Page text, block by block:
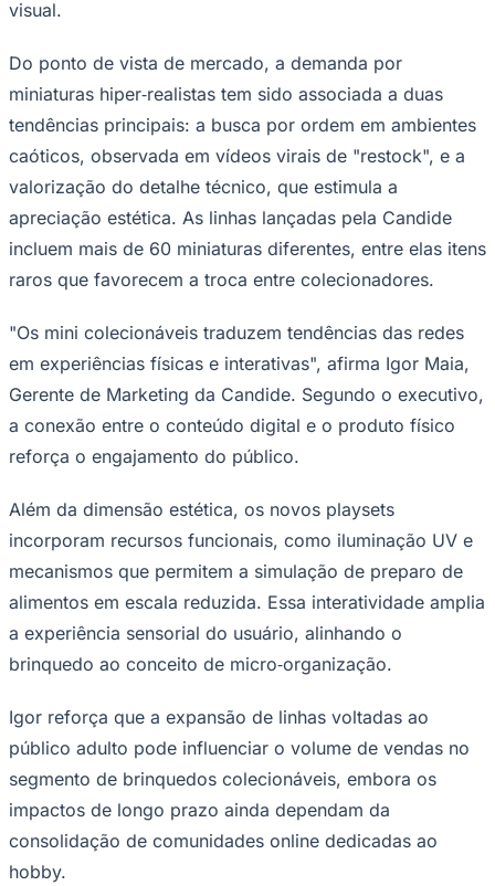
Palmeiras
visual.
Do ponto de vista de mercado, a demanda por
miniaturas hiper‑realistas tem sido associada a duas
tendências principais: a busca por ordem em ambientes
caóticos, observada em vídeos virais de "restock", e a
valorização do detalhe técnico, que estimula a
apreciação estética. As linhas lançadas pela Candide
incluem mais de 60 miniaturas diferentes, entre elas itens
raros que favorecem a troca entre colecionadores.
"Os mini colecionáveis traduzem tendências das redes
em experiências físicas e interativas", afirma Igor Maia,
Gerente de Marketing da Candide. Segundo o executivo,
a conexão entre o conteúdo digital e o produto físico
reforça o engajamento do público.
Além da dimensão estética, os novos playsets
incorporam recursos funcionais, como iluminação UV e
mecanismos que permitem a simulação de preparo de
alimentos em escala reduzida. Essa interatividade amplia
a experiência sensorial do usuário, alinhando o
brinquedo ao conceito de micro‑organização.
Igor reforça que a expansão de linhas voltadas ao
público adulto pode influenciar o volume de vendas no
segmento de brinquedos colecionáveis, embora os
impactos de longo prazo ainda dependam da
consolidação de comunidades online dedicadas ao
hobby.